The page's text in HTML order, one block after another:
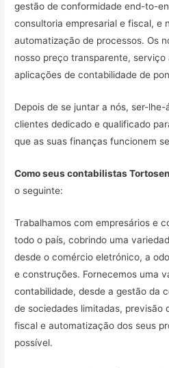
gestão de conformidade end-to-
consultoria empresarial e fiscal, e
automatização de processos. Os
nosso preço transparente,
aplicações de contabilidade de
Depois de se juntar a nós, ser-
clientes dedicado e qualificado
que as suas finanças funcionem
Como seus contabilistas
o seguinte:
Trabalhamos com empresários e
todo o país, cobrindo uma
desde o comércio eletrónico, a
e construções. Fornecemos uma
contabilidade, desde a gestão da
de sociedades limitadas, previsão
fiscal e automatização dos seus
possível.